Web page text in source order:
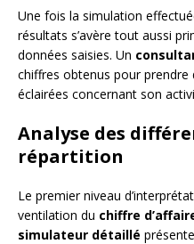
Une fois la simulation
résultats s’avère tout aussi
données saisies. Un
chiffres obtenus pour prendre
éclairées concernant son
Analyse des
répartition
Le premier niveau
ventilation du chiffre
simulateur détaillé